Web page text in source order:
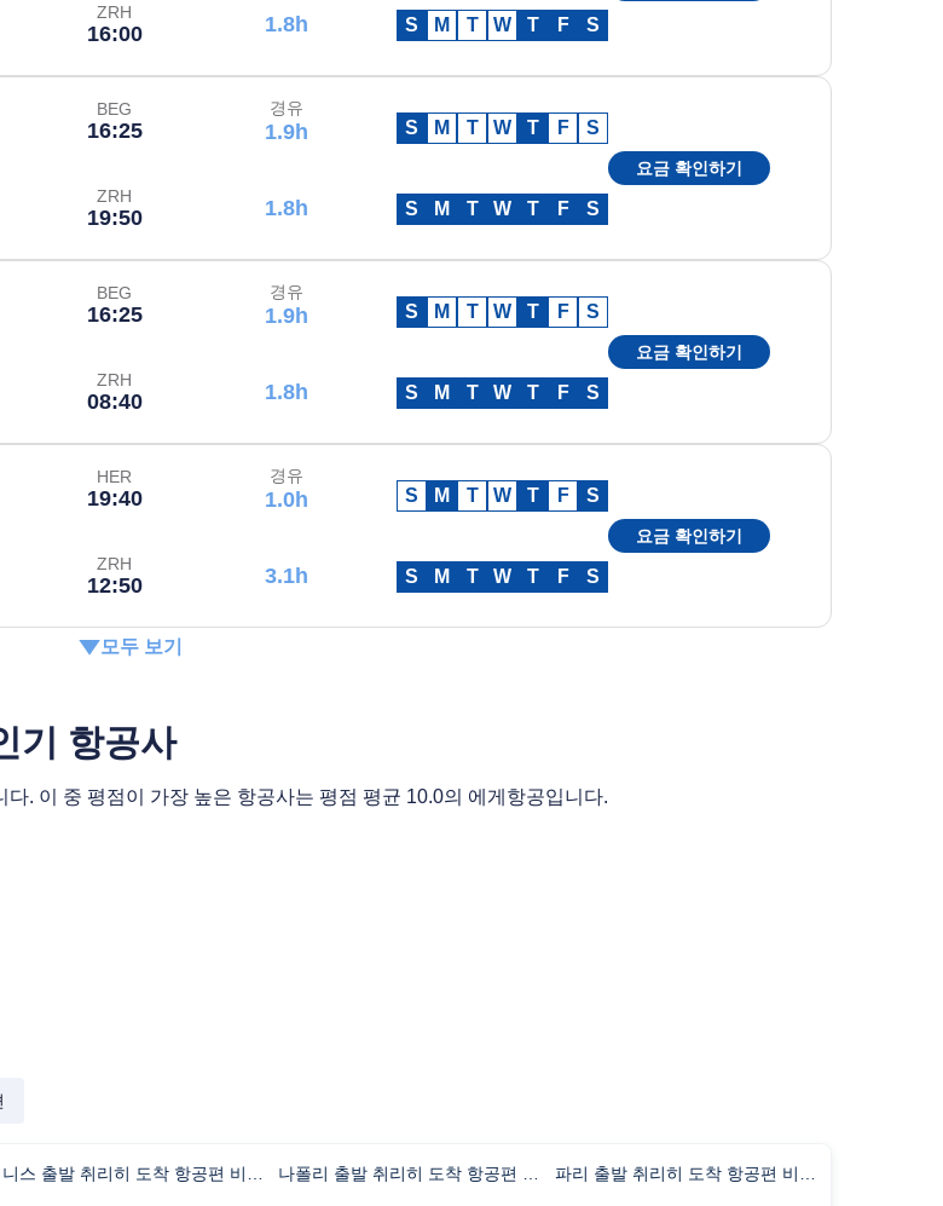
ZRH
16:00 1.8h S M T W T F S
BEG
16:25
경유
1.9h S M T W T F S
ZRH
19:50 1.8h S M T W T F S
요금 확인하기
BEG
16:25
경유
1.9h S M T W T F S
ZRH
08:40 1.8h S M T W T F S
요금 확인하기
HER
19:40
경유
1.0h S M T W T F S
ZRH
12:50 3.1h S M T W T F S
요금 확인하기
모두 보기
기 항공사
. 이 중 평점이 가장 높은 항공사는 평점 평균 10.0의 에게항공입니다.